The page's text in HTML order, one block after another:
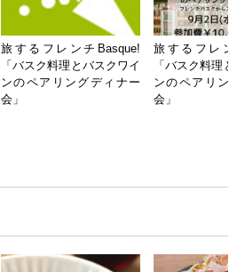
旅するフレンチBasque!
「バスク料理とバスクワイ
ンのペアリングディナー
会」
旅するフレン
「バスク料理
ンのペアリン
会」